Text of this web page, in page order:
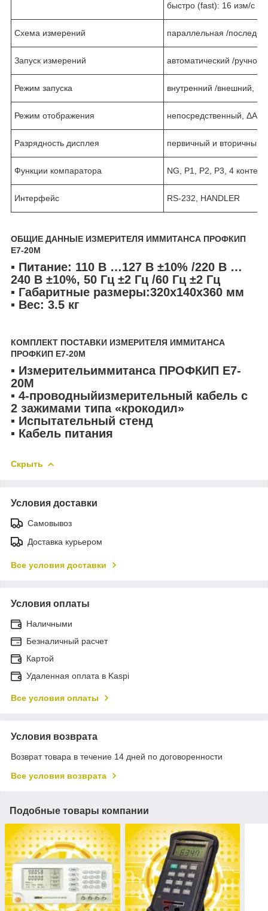
быстро (fast): 16 изм/с
Схема измерений параллельная /
Запуск измерений автоматический /ручной
Режим запуска внутренний /внешний,
Режим отображения непосредственный,
Разрядность дисплея первичный и вторичный:
Функции компаратора NG, P1, P2, P3, 4
Интерфейс RS-232, HANDLER
ОБЩИЕ ДАННЫЕ ИЗМЕРИТЕЛЯ ИММИТАНСА ПРОФКИП
Е7-20М
▪ Питание: 110 В …127 В ±10% /220 В …
240 В ±10%, 50 Гц ±2 Гц /60 Гц ±2 Гц
▪ Габаритные размеры:320х140х360 мм
▪ Вес: 3.5 кг
КОМПЛЕКТ ПОСТАВКИ ИЗМЕРИТЕЛЯ ИММИТАНСА
ПРОФКИП Е7-20М
▪ Измерительиммитанса ПРОФКИП Е7-
20М
▪ 4-проводныйизмерительный кабель с
2 зажимами типа «крокодил»
▪ Испытательный стенд
▪ Кабель питания
Скрыть
Условия доставки
Самовывоз
Доставка курьером
Все условия доставки
Условия оплаты
Наличными
Безналичный расчет
Картой
Удаленная оплата в Kaspi
Все условия оплаты
Условия возврата
Возврат товара в течение 14 дней по договоренности
Все условия возврата
Подобные товары компании